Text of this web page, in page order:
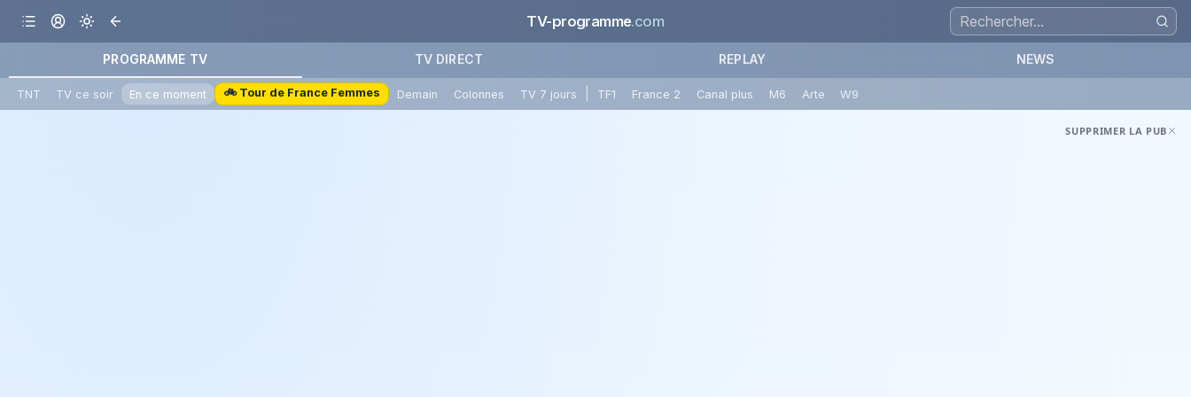
TV-programme.com
PROGRAMME TV TV DIRECT REPLAY NEWS
TNT TV ce soir En ce moment 🚲 Tour de France Femmes Demain Colonnes TV 7 jours TF1 France 2 Canal plus M6 Arte W9
SUPPRIMER LA PUB